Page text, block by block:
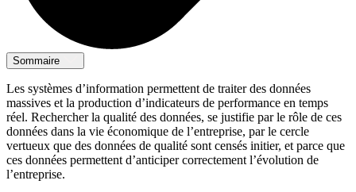
Sommaire
Les systèmes d’information permettent de traiter des données
massives et la production d’indicateurs de performance en temps
réel. Rechercher la qualité des données, se justifie par le rôle de ces
données dans la vie économique de l’entreprise, par le cercle
vertueux que des données de qualité sont censés initier, et parce que
ces données permettent d’anticiper correctement l’évolution de
l’entreprise.